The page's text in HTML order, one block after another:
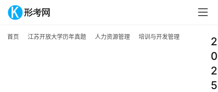
首页 江苏开放大学历年真题 人力资源管理 培训与开发管理
2
0
2
5